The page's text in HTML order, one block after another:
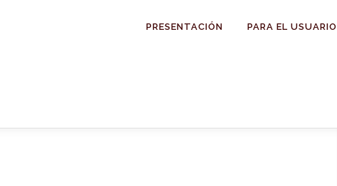
PRESENTACIÓN PARA EL USUARIO